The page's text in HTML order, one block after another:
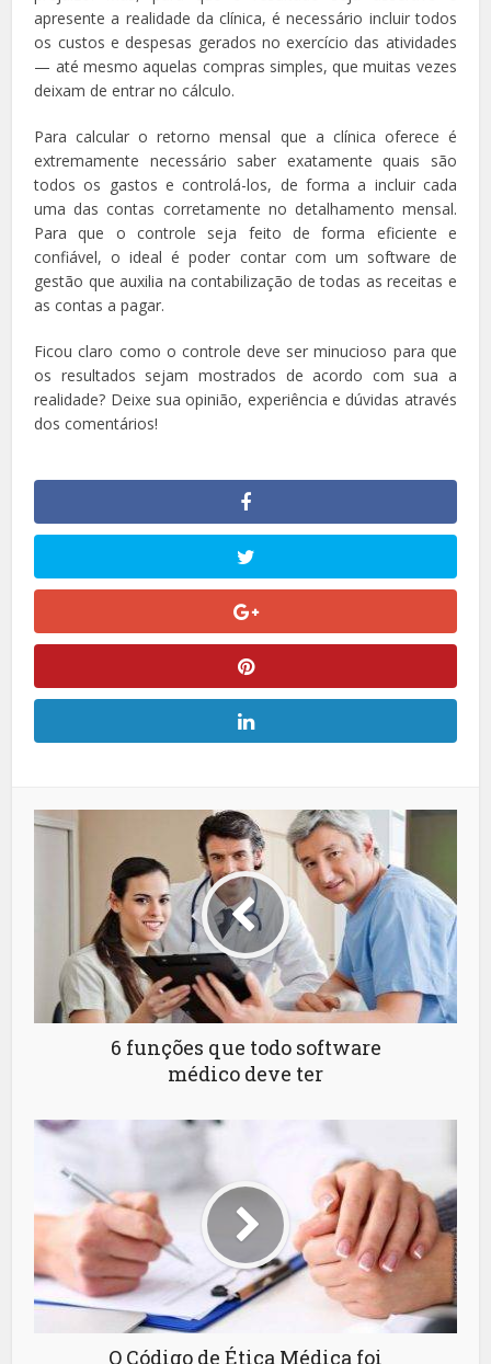
apresente a realidade da clínica, é necessário incluir todos
os custos e despesas gerados no exercício das atividades
— até mesmo aquelas compras simples, que muitas vezes
deixam de entrar no cálculo.
Para calcular o retorno mensal que a clínica oferece é
extremamente necessário saber exatamente quais são
todos os gastos e controlá-los, de forma a incluir cada
uma das contas corretamente no detalhamento mensal.
Para que o controle seja feito de forma eficiente e
confiável, o ideal é poder contar com um software de
gestão que auxilia na contabilização de todas as receitas e
as contas a pagar.
Ficou claro como o controle deve ser minucioso para que
os resultados sejam mostrados de acordo com sua a
realidade? Deixe sua opinião, experiência e dúvidas através
dos comentários!
6 funções que todo software
médico deve ter
O Código de Ética Médica foi